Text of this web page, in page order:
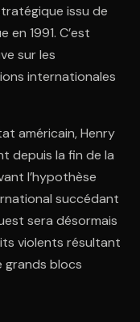
issu de
en 1991. C’est
sur les
internationales
américain, Henry
depuis la fin de la
l’hypothèse
succédant
sera désormais
violents résultant
grands blocs